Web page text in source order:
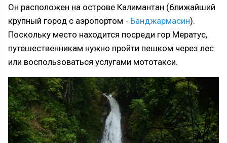
Он расположен на острове Калимантан (ближайший
крупный город с аэропортом - Банджармасин).
Поскольку место находится посреди гор Мератус,
путешественникам нужно пройти пешком через лес
или воспользоваться услугами мототакси.